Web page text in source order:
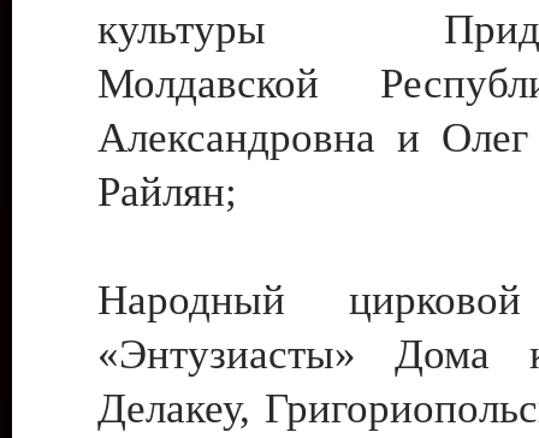
культуры
Молдавской
Александровна и
Райлян;
Народный цирковой
«Энтузиасты» Дома
Делакеу,